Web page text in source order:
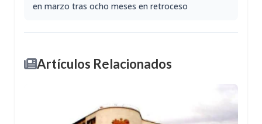
en marzo tras ocho meses en retroceso
Artículos Relacionados